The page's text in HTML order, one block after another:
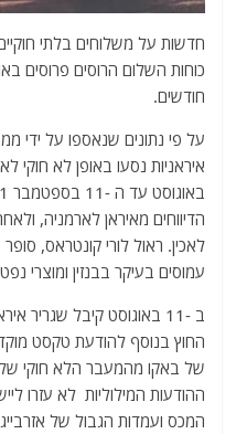
חדשות על משלוחים בלתי
כוחות השלום הרוסים פרוסים
חודשים.
הדיווחים מאיראן לארמניה,
לאכין. ראול לורי קונטראס,
עמוסים בעיקר בבנזין ומוצרי
ב -11 באוגוסט קיבל
החוץ בנוסף להודעת טקסט
של באקו מהמעבר הלא חוקי
ההודעות המילוליות לא עזרו
המכס ועמדות הגבול של